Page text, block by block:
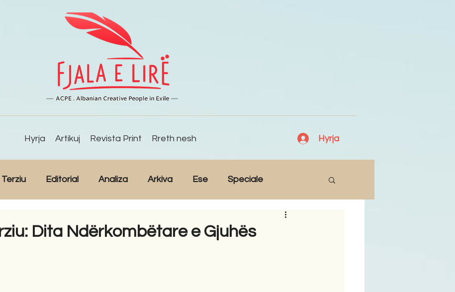
Hyrja Artikuj Revista Print Rreth nesh Hyrja
Editorial Analiza Arkiva Ese Speciale
Dita Ndërkombëtare e Gjuhës